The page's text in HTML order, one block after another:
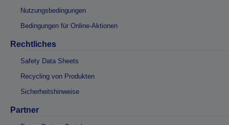
Nutzungsbedingungen
Bedingungen für Online-Aktionen
Rechtliches
Safety Data Sheets
Recycling von Produkten
Sicherheitshinweise
Partner